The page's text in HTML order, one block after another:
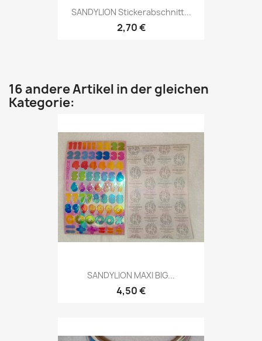
SANDYLION Stickerabschnitt...
2,70 €
16 andere Artikel in der gleichen
Kategorie:
SANDYLION MAXI BIG...
4,50 €